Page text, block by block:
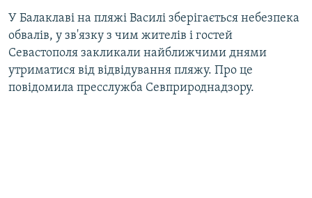
Усі сайти RFE/RL
У Балаклаві на пляжі Василі зберігається небезпека
обвалів, у зв'язку з чим жителів і гостей
Севастополя закликали найближчими днями
утриматися від відвідування пляжу. Про це
повідомила пресслужба Севприроднадзору.